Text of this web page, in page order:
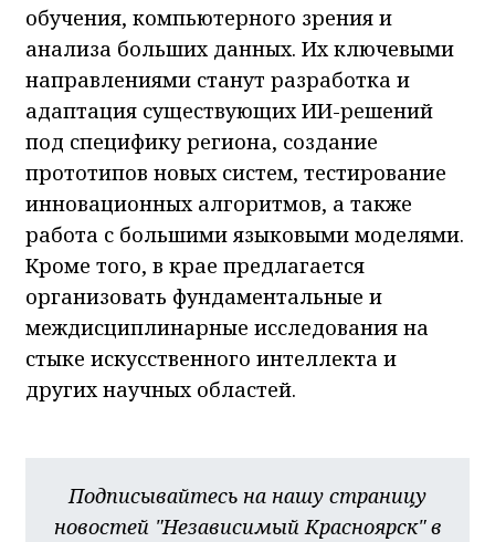
обучения, компьютерного зрения и
анализа больших данных. Их ключевыми
направлениями станут разработка и
адаптация существующих ИИ-решений
под специфику региона, создание
прототипов новых систем, тестирование
инновационных алгоритмов, а также
работа с большими языковыми моделями.
Кроме того, в крае предлагается
организовать фундаментальные и
междисциплинарные исследования на
стыке искусственного интеллекта и
других научных областей.
Подписывайтесь на нашу страницу
новостей "Независимый Красноярск" в